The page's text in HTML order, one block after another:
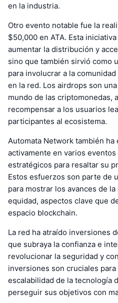
en la industria.
Otro evento notable fue la
$50,000 en ATA. Esta
aumentar la distribución y
sino que también sirvió como
para involucrar a la
en la red. Los airdrops son
mundo de las criptomonedas,
recompensar a los usuarios
participantes al ecosistema.
Automata Network también
activamente en varios
estratégicos para resaltar su
Estos esfuerzos son parte de
para mostrar los avances de
equidad, aspectos clave que
espacio blockchain.
La red ha atraído inversiones
que subraya la confianza e
revolucionar la seguridad y
inversiones son cruciales
escalabilidad de la tecnología
perseguir sus objetivos con